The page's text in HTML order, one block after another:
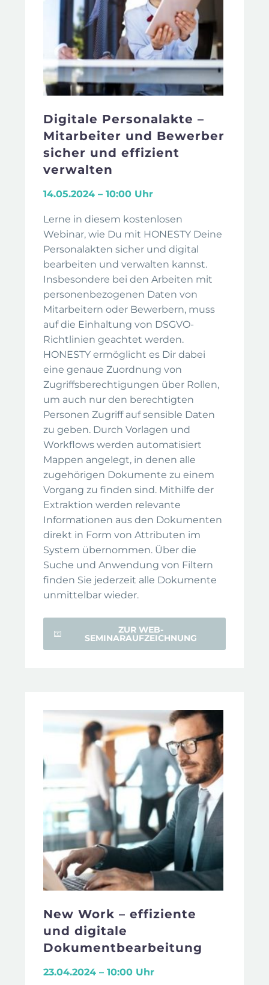
Digitale Personalakte –
Mitarbeiter und Bewerber
sicher und effizient
verwalten
14.05.2024 – 10:00 Uhr
Lerne in diesem kostenlosen
Webinar, wie Du mit HONESTY Deine
Personalakten sicher und digital
bearbeiten und verwalten kannst.
Insbesondere bei den Arbeiten mit
personenbezogenen Daten von
Mitarbeitern oder Bewerbern, muss
auf die Einhaltung von DSGVO-
Richtlinien geachtet werden.
HONESTY ermöglicht es Dir dabei
eine genaue Zuordnung von
Zugriffsberechtigungen über Rollen,
um auch nur den berechtigten
Personen Zugriff auf sensible Daten
zu geben. Durch Vorlagen und
Workflows werden automatisiert
Mappen angelegt, in denen alle
zugehörigen Dokumente zu einem
Vorgang zu finden sind. Mithilfe der
Extraktion werden relevante
Informationen aus den Dokumenten
direkt in Form von Attributen im
System übernommen. Über die
Suche und Anwendung von Filtern
finden Sie jederzeit alle Dokumente
unmittelbar wieder.
ZUR WEB-
SEMINARAUFZEICHNUNG
New Work – effiziente
und digitale
Dokumentbearbeitung
23.04.2024 – 10:00 Uhr